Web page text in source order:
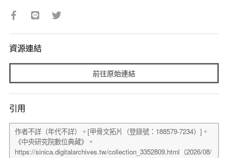
資源連結
前往原始連結
引用